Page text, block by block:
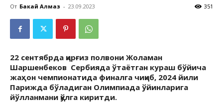
От Бакай Алмаз - 23.09.2023 351
22 сентябрда қирғиз полвони Жоламан
Шаршенбеков Сербияда ўтаётган кураш бўйича
жаҳон чемпионатида финалга чиқиб, 2024 йили
Парижда бўладиган Олимпиада ўйинларига
йўлланмани қўлга киритди.